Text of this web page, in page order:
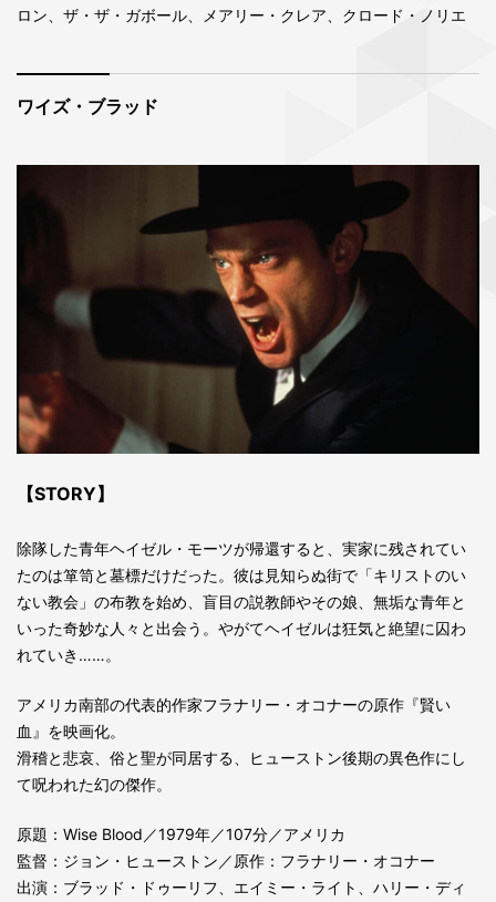
ロン、ザ・ザ・ガボール、メアリー・クレア、クロード・ノリエ
ワイズ・ブラッド
【STORY】
除隊した青年ヘイゼル・モーツが帰還すると、実家に残されてい
たのは箪笥と墓標だけだった。彼は見知らぬ街で「キリストのい
ない教会」の布教を始め、盲目の説教師やその娘、無垢な青年と
いった奇妙な人々と出会う。やがてヘイゼルは狂気と絶望に囚わ
れていき……。
アメリカ南部の代表的作家フラナリー・オコナーの原作『賢い
血』を映画化。
滑稽と悲哀、俗と聖が同居する、ヒューストン後期の異色作にし
て呪われた幻の傑作。
原題：Wise Blood／1979年／107分／アメリカ
監督：ジョン・ヒューストン／原作：フラナリー・オコナー
出演：ブラッド・ドゥーリフ、エイミー・ライト、ハリー・ディ